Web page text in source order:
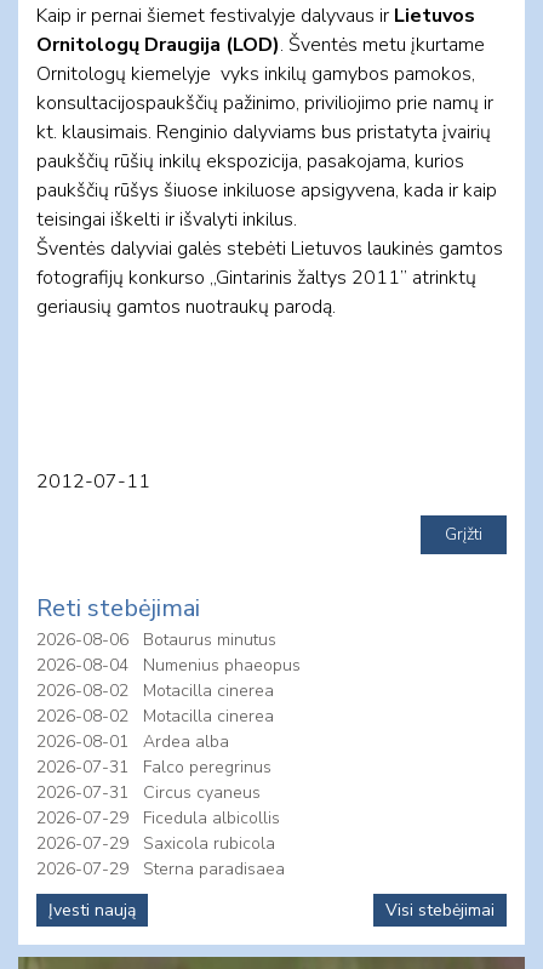
Kaip ir pernai šiemet festivalyje dalyvaus ir Lietuvos
Ornitologų Draugija (LOD). Šventės metu įkurtame
Ornitologų kiemelyje vyks inkilų gamybos pamokos,
konsultacijospaukščių pažinimo, priviliojimo prie namų ir
kt. klausimais. Renginio dalyviams bus pristatyta įvairių
paukščių rūšių inkilų ekspozicija, pasakojama, kurios
paukščių rūšys šiuose inkiluose apsigyvena, kada ir kaip
teisingai iškelti ir išvalyti inkilus.
Šventės dalyviai galės stebėti Lietuvos laukinės gamtos
fotografijų konkurso „Gintarinis žaltys 2011” atrinktų
geriausių gamtos nuotraukų parodą.
2012-07-11
Reti stebėjimai
2026-08-06
Botaurus minutus
2026-08-04
Numenius phaeopus
2026-08-02
Motacilla cinerea
2026-08-02
Motacilla cinerea
2026-08-01
Ardea alba
2026-07-31
Falco peregrinus
2026-07-31
Circus cyaneus
2026-07-29
Ficedula albicollis
2026-07-29
Saxicola rubicola
2026-07-29
Sterna paradisaea
Įvesti naują
Visi stebėjimai